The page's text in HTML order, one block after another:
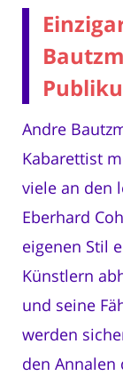
Andre
Kabarettist
viele an den
Eberhard
eigenen Stil
Künstlern
und seine
werden
den Annalen